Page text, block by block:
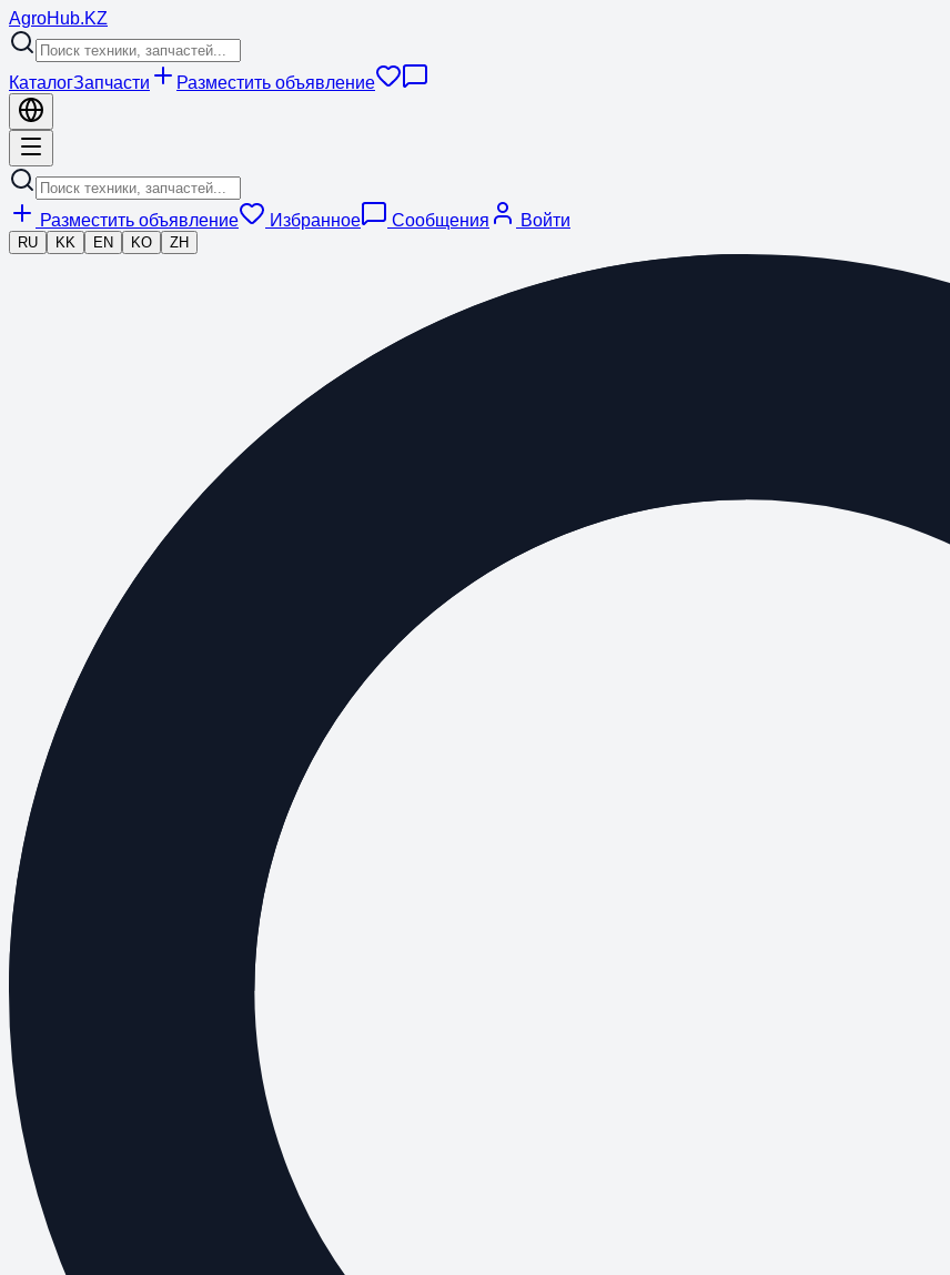
AgroHub.KZ
КаталогЗапчасти Разместить объявление
Разместить объявление Избранное Сообщения Войти
RU KK EN KO ZH